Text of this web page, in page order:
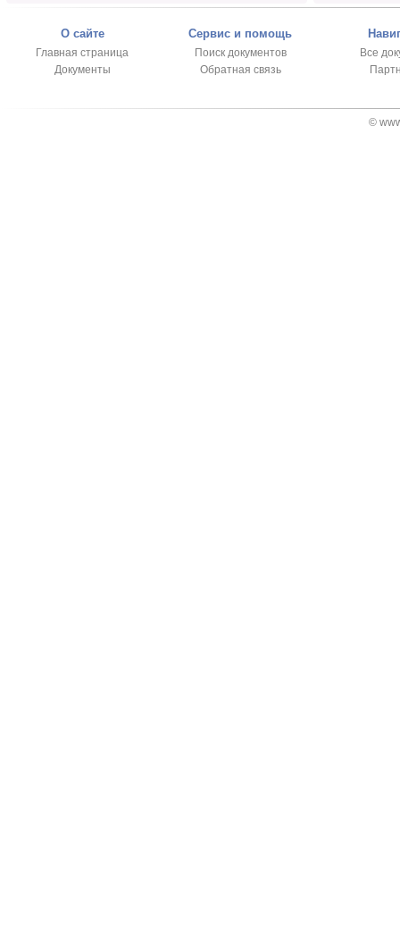
О сайте
Главная страница
Документы
Сервис и помощь
Поиск документов
Обратная связь
Все
©